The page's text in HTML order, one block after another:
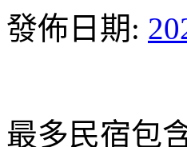
發佈日期:
最多民宿包